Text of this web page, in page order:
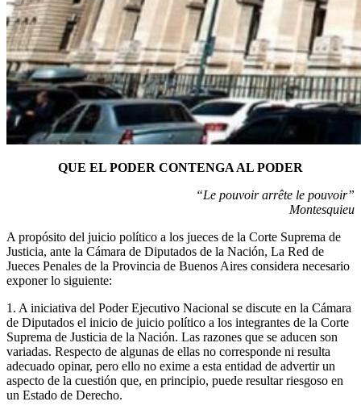
QUE EL PODER CONTENGA AL PODER
“Le pouvoir arrête le pouvoir”
Montesquieu
A propósito del juicio político a los jueces de la Corte Suprema de
Justicia, ante la Cámara de Diputados de la Nación, La Red de
Jueces Penales de la Provincia de Buenos Aires considera necesario
exponer lo siguiente:
1. A iniciativa del Poder Ejecutivo Nacional se discute en la Cámara
de Diputados el inicio de juicio político a los integrantes de la Corte
Suprema de Justicia de la Nación. Las razones que se aducen son
variadas. Respecto de algunas de ellas no corresponde ni resulta
adecuado opinar, pero ello no exime a esta entidad de advertir un
aspecto de la cuestión que, en principio, puede resultar riesgoso en
un Estado de Derecho.